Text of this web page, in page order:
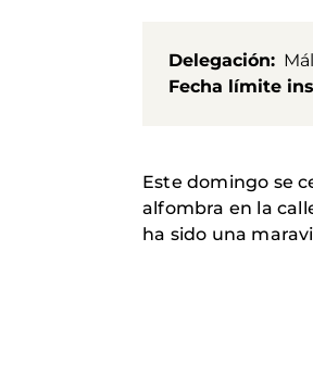
Delegación
Fecha límite
Este domingo se
alfombra en la
ha sido una